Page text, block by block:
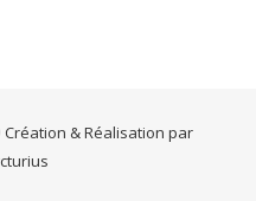
& Réalisation par